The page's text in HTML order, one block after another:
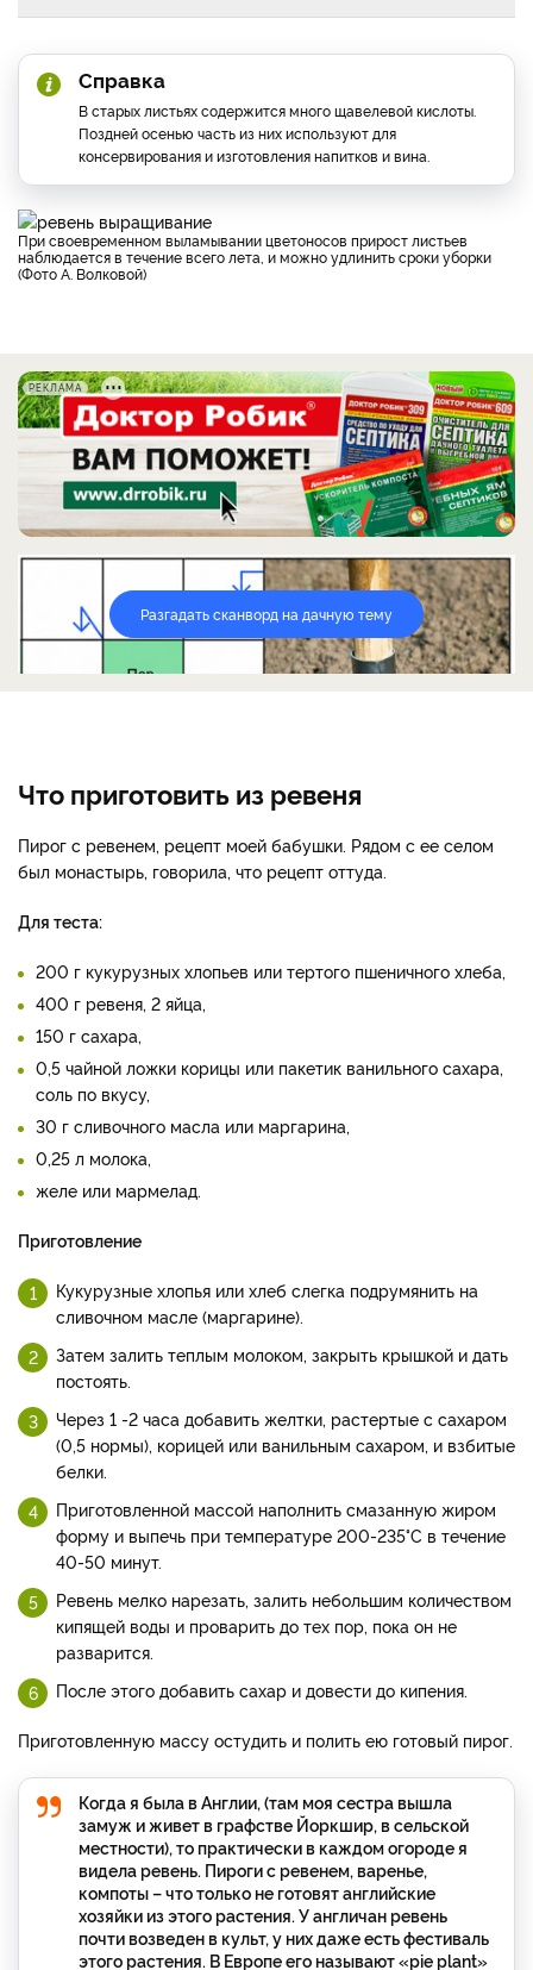
Справка
В старых листьях содержится много щавелевой кислоты.
Поздней осенью часть из них используют для
консервирования и изготовления напитков и вина.
При своевременном выламывании цветоносов прирост листьев
наблюдается в течение всего лета, и можно удлинить сроки уборки
(Фото А. Волковой)
РЕКЛАМА
Разгадать сканворд на дачную тему
Что приготовить из ревеня
Пирог с ревенем, рецепт моей бабушки. Рядом с ее селом
был монастырь, говорила, что рецепт оттуда.
Для теста:
200 г кукурузных хлопьев или тертого пшеничного хлеба,
400 г ревеня, 2 яйца,
150 г сахара,
0,5 чайной ложки корицы или пакетик ванильного сахара,
соль по вкусу,
30 г сливочного масла или маргарина,
0,25 л молока,
желе или мармелад.
Приготовление
Кукурузные хлопья или хлеб слегка подрумянить на
сливочном масле (маргарине).
Затем залить теплым молоком, закрыть крышкой и дать
постоять.
Через 1 -2 часа добавить желтки, растертые с сахаром
(0,5 нормы), корицей или ванильным сахаром, и взбитые
белки.
Приготовленной массой наполнить смазанную жиром
форму и выпечь при температуре 200-235°С в течение
40-50 минут.
Ревень мелко нарезать, залить небольшим количеством
кипящей воды и проварить до тех пор, пока он не
разварится.
После этого добавить сахар и довести до кипения.
Приготовленную массу остудить и полить ею готовый пирог.
Когда я была в Англии, (там моя сестра вышла
замуж и живет в графстве Йоркшир, в сельской
местности), то практически в каждом огороде я
видела ревень. Пироги с ревенем, варенье,
компоты – что только не готовят английские
хозяйки из этого растения. У англичан ревень
почти возведен в культ, у них даже есть фестиваль
этого растения. В Европе его называют «pie plant»